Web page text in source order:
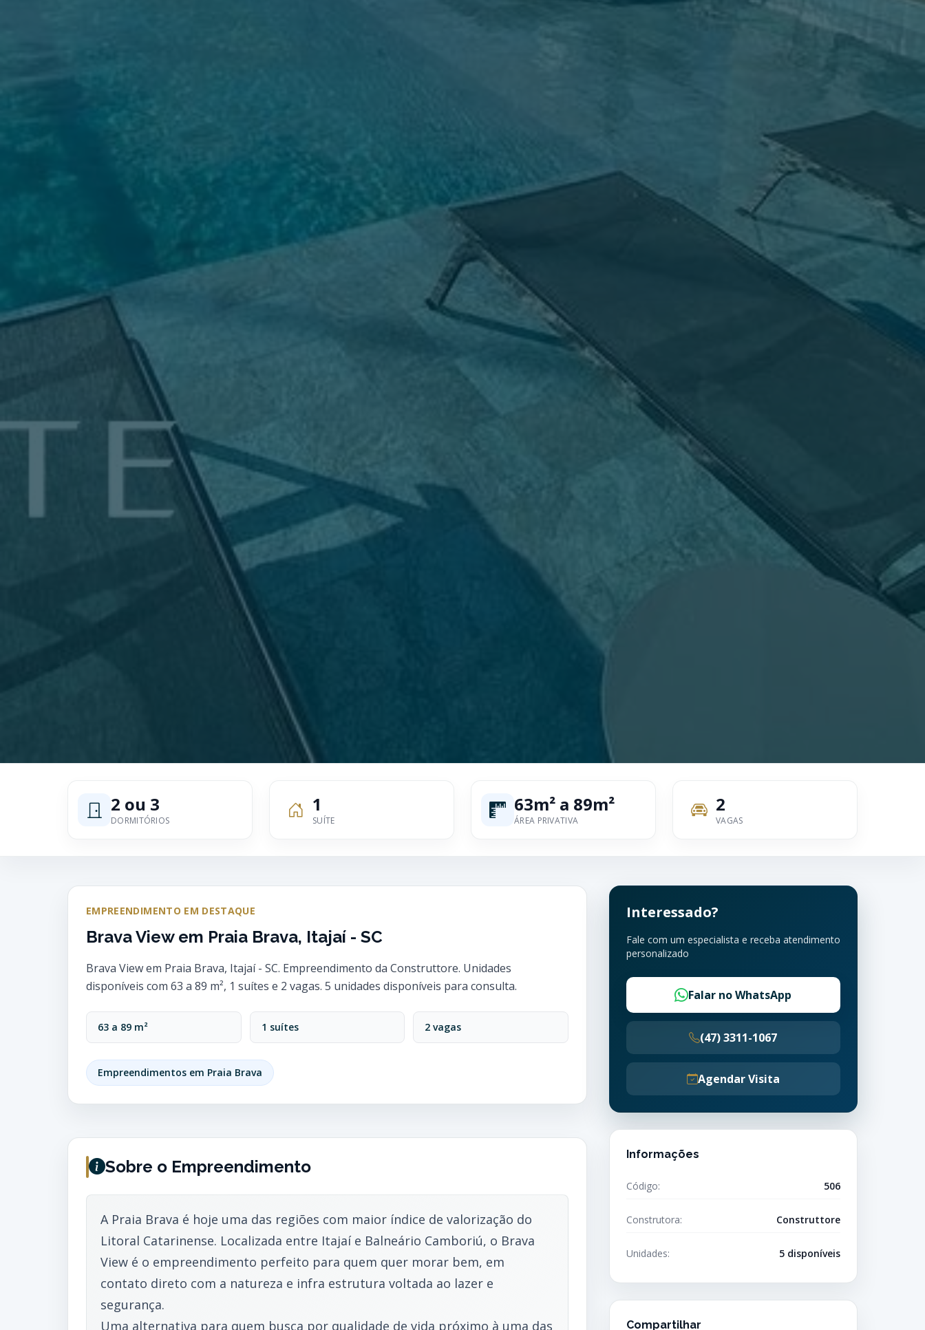
2 ou 3
DORMITÓRIOS
1
SUÍTE
63m² a 89m²
ÁREA PRIVATIVA
2
VAGAS
EMPREENDIMENTO EM DESTAQUE
Brava View em Praia Brava, Itajaí - SC
Brava View em Praia Brava, Itajaí - SC. Empreendimento da Construttore. Unidades
disponíveis com 63 a 89 m², 1 suítes e 2 vagas. 5 unidades disponíveis para consulta.
63 a 89 m² 1 suítes 2 vagas
Empreendimentos em Praia Brava
Sobre o Empreendimento
A Praia Brava é hoje uma das regiões com maior índice de valorização do
Litoral Catarinense. Localizada entre Itajaí e Balneário Camboriú, o Brava
View é o empreendimento perfeito para quem quer morar bem, em
contato direto com a natureza e infra estrutura voltada ao lazer e
segurança.
Uma alternativa para quem busca por qualidade de vida próximo à uma das
Interessado?
Fale com um especialista e receba atendimento
personalizado
Falar no WhatsApp
(47) 3311-1067
Agendar Visita
Informações
Código: 506
Construtora: Construttore
Unidades: 5 disponíveis
Compartilhar